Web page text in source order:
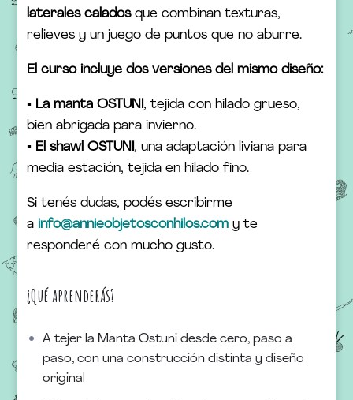
laterales caladosque combinan texturas,
relieves y un juego de puntos que no aburre.
El curso incluye dos versiones del mismo diseño:
▪ La manta OSTUNI , tejida con hilado grueso,
bien abrigada para invierno.
▪ El shawl OSTUNI , una adaptación liviana para
media estación, tejida en hilado fino.
Si tenés dudas, podés escribirme
a info@annieobjetosconhilos.com y te
responderé con mucho gusto.
¿Qué aprenderás?
A tejer la Manta Ostuni desde cero, paso a
paso, con una construcción distinta y diseño
original